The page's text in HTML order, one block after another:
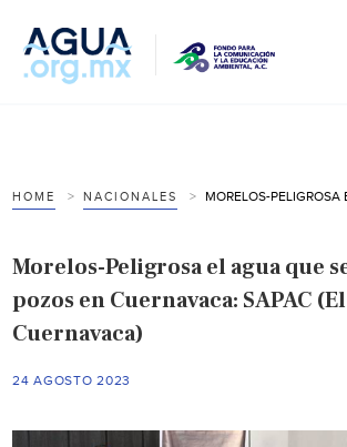
HOME NACIONALES
Morelos-Peligrosa el agua que
pozos en Cuernavaca: SAPAC
Cuernavaca)
24 AGOSTO 2023